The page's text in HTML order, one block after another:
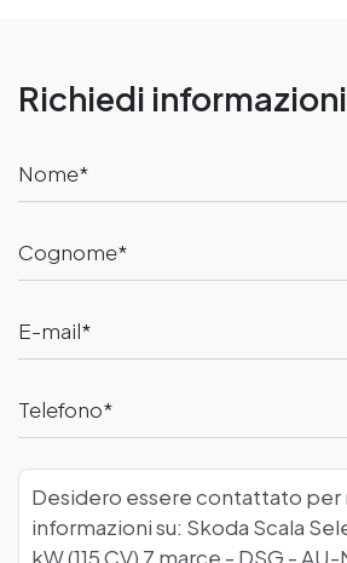
Richiedi informazioni
Nome
Cognome
E-mail
Telefono